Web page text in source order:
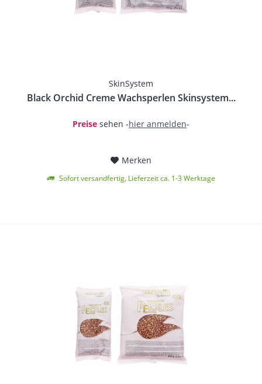
SkinSystem
Black Orchid Creme Wachsperlen Skinsystem...
Preise sehen -hier anmelden-
Merken
Sofort versandfertig, Lieferzeit ca. 1-3 Werktage